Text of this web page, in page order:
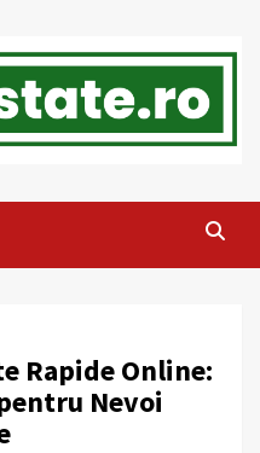
Rapide Online:
Nevoi